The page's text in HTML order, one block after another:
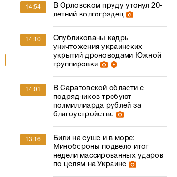
14:54
В Орловском пруду утонул 20-
летний волгоградец
14:10
Опубликованы кадры
уничтожения украинских
укрытий дроноводами Южной
группировки
14:01
В Саратовской области с
подрядчиков требуют
полмиллиарда рублей за
благоустройство
13:16
Били на суше и в море:
Минобороны подвело итог
недели массированных ударов
по целям на Украине